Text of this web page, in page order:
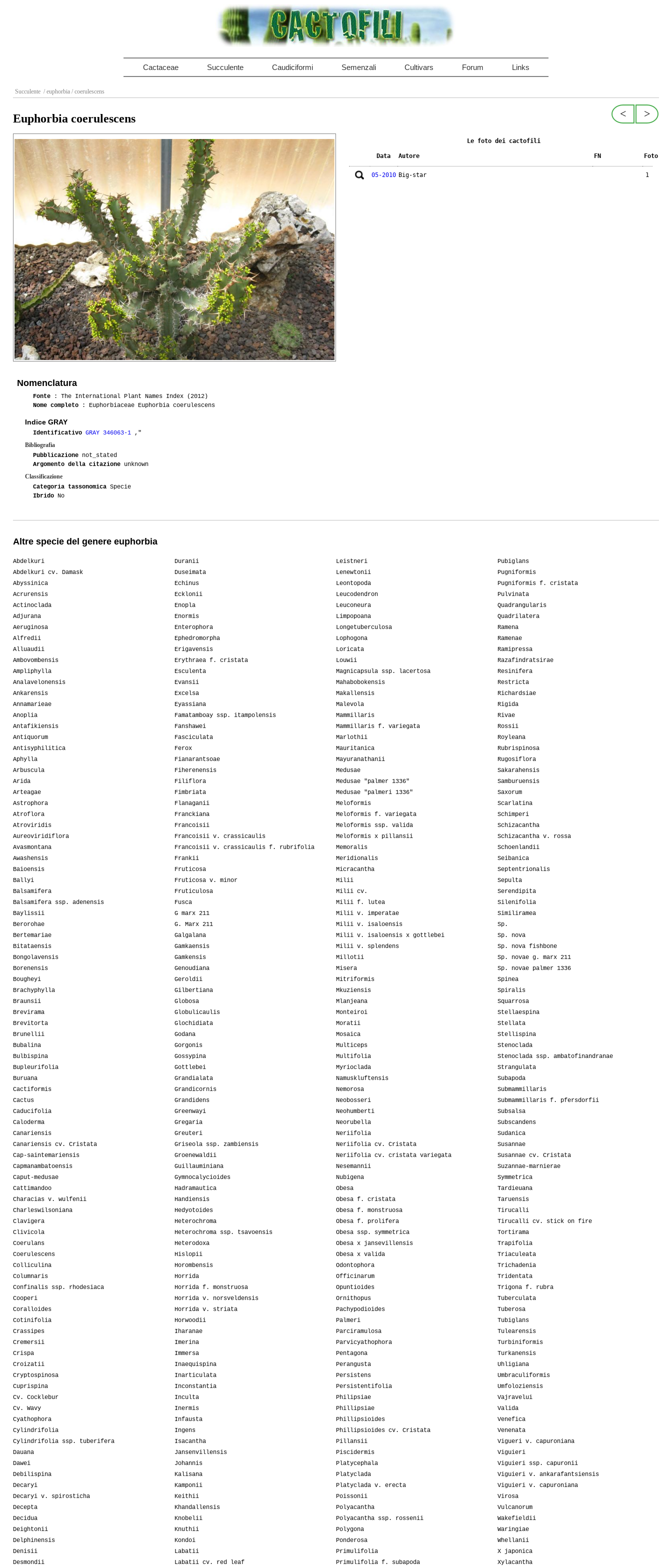
Cactaceae Succulente Caudiciformi Semenzali Cultivars Forum Links
Succulente / euphorbia / coerulescens
>
<
Euphorbia coerulescens
Le foto dei cactofili
Data Autore FN Foto
05-2010 Big-star 1
Nomenclatura
Fonte : The International Plant Names Index (2012)
Nome completo : Euphorbiaceae Euphorbia coerulescens
Indice GRAY
Identificativo GRAY 346063-1 ,"
Bibliografia
Pubblicazione not_stated
Argomento della citazione unknown
Classificazione
Categoria tassonomica Specie
Ibrido No
Altre specie del genere euphorbia
Abdelkuri
Abdelkuri cv. Damask
Abyssinica
Acrurensis
Actinoclada
Adjurana
Aeruginosa
Alfredii
Alluaudii
Ambovombensis
Ampliphylla
Analavelonensis
Ankarensis
Annamarieae
Anoplia
Antafikiensis
Antiquorum
Antisyphilitica
Aphylla
Arbuscula
Arida
Arteagae
Astrophora
Atroflora
Atroviridis
Aureoviridiflora
Avasmontana
Awashensis
Baioensis
Ballyi
Balsamifera
Balsamifera ssp. adenensis
Baylissii
Berorohae
Bertemariae
Bitataensis
Bongolavensis
Borenensis
Bougheyi
Brachyphylla
Braunsii
Brevirama
Brevitorta
Brunellii
Bubalina
Bulbispina
Bupleurifolia
Buruana
Cactiformis
Cactus
Caducifolia
Caloderma
Canariensis
Canariensis cv. Cristata
Cap-saintemariensis
Capmanambatoensis
Caput-medusae
Cattimandoo
Characias v. wulfenii
Charleswilsoniana
Clavigera
Clivicola
Coerulans
Coerulescens
Colliculina
Columnaris
Confinalis ssp. rhodesiaca
Cooperi
Coralloides
Cotinifolia
Crassipes
Cremersii
Crispa
Croizatii
Cryptospinosa
Cuprispina
Cv. Cocklebur
Cv. Wavy
Cyathophora
Cylindrifolia
Cylindrifolia ssp. tuberifera
Dauana
Dawei
Debilispina
Decaryi
Decaryi v. spirosticha
Decepta
Decidua
Deightonii
Delphinensis
Denisii
Desmondii
Duranii
Duseimata
Echinus
Ecklonii
Enopla
Enormis
Enterophora
Ephedromorpha
Erigavensis
Erythraea f. cristata
Esculenta
Evansii
Excelsa
Eyassiana
Famatamboay ssp. itampolensis
Fanshawei
Fasciculata
Ferox
Fianarantsoae
Fiherenensis
Filiflora
Fimbriata
Flanaganii
Franckiana
Francoisii
Francoisii v. crassicaulis
Francoisii v. crassicaulis f. rubrifolia
Frankii
Fruticosa
Fruticosa v. minor
Fruticulosa
Fusca
G marx 211
G. Marx 211
Galgalana
Gamkaensis
Gamkensis
Genoudiana
Geroldii
Gilbertiana
Globosa
Globulicaulis
Glochidiata
Godana
Gorgonis
Gossypina
Gottlebei
Grandialata
Grandicornis
Grandidens
Greenwayi
Gregaria
Greuteri
Griseola ssp. zambiensis
Groenewaldii
Guillauminiana
Gymnocalycioides
Hadramautica
Handiensis
Hedyotoides
Heterochroma
Heterochroma ssp. tsavoensis
Heterodoxa
Hislopii
Horombensis
Horrida
Horrida f. monstruosa
Horrida v. norsveldensis
Horrida v. striata
Horwoodii
Iharanae
Imerina
Immersa
Inaequispina
Inarticulata
Inconstantia
Inculta
Inermis
Infausta
Ingens
Isacantha
Jansenvillensis
Johannis
Kalisana
Kamponii
Keithii
Khandallensis
Knobelii
Knuthii
Kondoi
Labatii
Labatii cv. red leaf
Leistneri
Lenewtonii
Leontopoda
Leucodendron
Leuconeura
Limpopoana
Longetuberculosa
Lophogona
Loricata
Louwii
Magnicapsula ssp. lacertosa
Mahabobokensis
Makallensis
Malevola
Mammillaris
Mammillaris f. variegata
Marlothii
Mauritanica
Mayuranathanii
Medusae
Medusae "palmer 1336"
Medusae "palmeri 1336"
Meloformis
Meloformis f. variegata
Meloformis ssp. valida
Meloformis x pillansii
Memoralis
Meridionalis
Micracantha
Milii
Milii cv.
Milii f. lutea
Milii v. imperatae
Milii v. isaloensis
Milii v. isaloensis x gottlebei
Milii v. splendens
Millotii
Misera
Mitriformis
Mkuziensis
Mlanjeana
Monteiroi
Moratii
Mosaica
Multiceps
Multifolia
Myrioclada
Namuskluftensis
Nemorosa
Neobosseri
Neohumberti
Neorubella
Neriifolia
Neriifolia cv. Cristata
Neriifolia cv. cristata variegata
Nesemannii
Nubigena
Obesa
Obesa f. cristata
Obesa f. monstruosa
Obesa f. prolifera
Obesa ssp. symmetrica
Obesa x jansevillensis
Obesa x valida
Odontophora
Officinarum
Opuntioides
Ornithopus
Pachypodioides
Palmeri
Parciramulosa
Parvicyathophora
Pentagona
Perangusta
Persistens
Persistentifolia
Philipsiae
Phillipsiae
Phillipsioides
Phillipsioides cv. Cristata
Pillansii
Piscidermis
Platycephala
Platyclada
Platyclada v. erecta
Poissonii
Polyacantha
Polyacantha ssp. rossenii
Polygona
Ponderosa
Primulifolia
Primulifolia f. subapoda
Pubiglans
Pugniformis
Pugniformis f. cristata
Pulvinata
Quadrangularis
Quadrilatera
Ramena
Ramenae
Ramipressa
Razafindratsirae
Resinifera
Restricta
Richardsiae
Rigida
Rivae
Rossii
Royleana
Rubrispinosa
Rugosiflora
Sakarahensis
Samburuensis
Saxorum
Scarlatina
Schimperi
Schizacantha
Schizacantha v. rossa
Schoenlandii
Seibanica
Septentrionalis
Sepulta
Serendipita
Silenifolia
Similiramea
Sp.
Sp. nova
Sp. nova fishbone
Sp. novae g. marx 211
Sp. novae palmer 1336
Spinea
Spiralis
Squarrosa
Stellaespina
Stellata
Stellispina
Stenoclada
Stenoclada ssp. ambatofinandranae
Strangulata
Subapoda
Submammillaris
Submammillaris f. pfersdorfii
Subsalsa
Subscandens
Sudanica
Susannae
Susannae cv. Cristata
Suzannae-marnierae
Symmetrica
Tardieuana
Taruensis
Tirucalli
Tirucalli cv. stick on fire
Tortirama
Trapifolia
Triaculeata
Trichadenia
Tridentata
Trigona f. rubra
Tuberculata
Tuberosa
Tubiglans
Tulearensis
Turbiniformis
Turkanensis
Uhligiana
Umbraculiformis
Umfoloziensis
Vajravelui
Valida
Venefica
Venenata
Vigueri v. capuroniana
Viguieri
Viguieri ssp. capuronii
Viguieri v. ankarafantsiensis
Viguieri v. capuroniana
Virosa
Vulcanorum
Wakefieldii
Waringiae
Whellanii
X japonica
Xylacantha